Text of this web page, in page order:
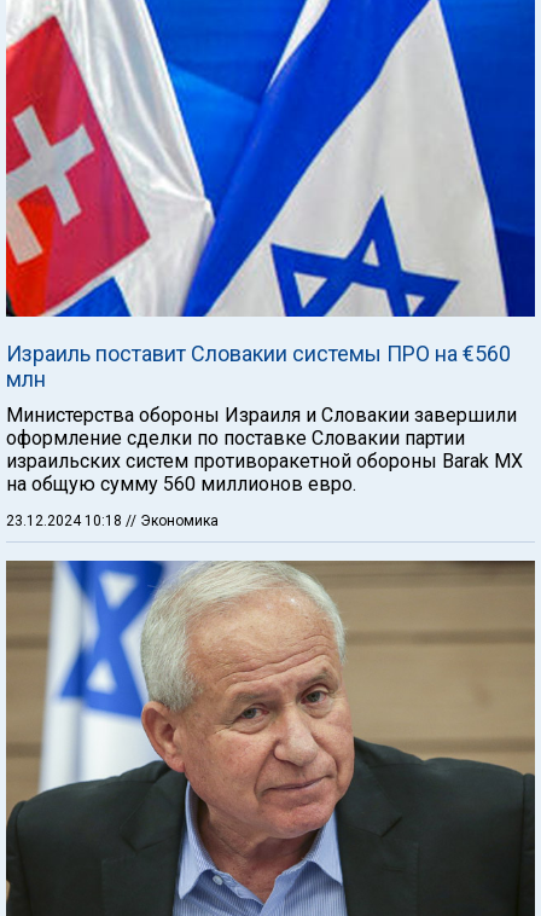
Израиль поставит Словакии системы ПРО на €560
млн
Министерства обороны Израиля и Словакии завершили
оформление сделки по поставке Словакии партии
израильских систем противоракетной обороны Barak MX
на общую сумму 560 миллионов евро.
23.12.2024 10:18 // Экономика